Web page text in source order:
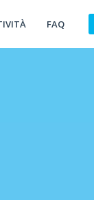
FAQ